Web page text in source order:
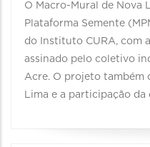
O Macro-Mural de Nova
Plataforma Semente
do Instituto CURA, com
assinado pelo coletivo
Acre. O projeto também
Lima e a participação da